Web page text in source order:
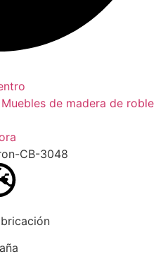
Muebles de madera de roble
CB-3048